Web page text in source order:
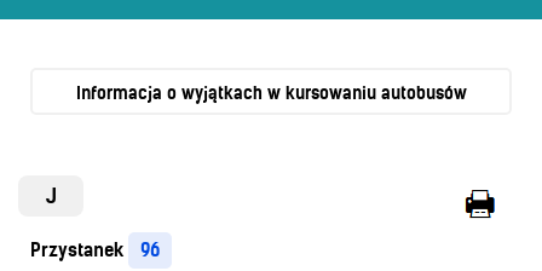
Schemat linii nocnych
Bilety
Informacja o wyjątkach w kursowaniu autobusów
J
Przystanek 96